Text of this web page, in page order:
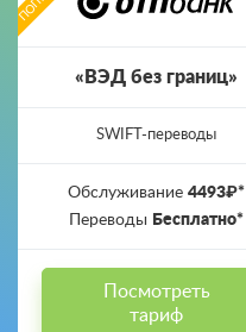
«ВЭД без границ»
SWIFT-переводы
Обслуживание 4493₽*
Переводы Бесплатно*
Посмотреть
тариф